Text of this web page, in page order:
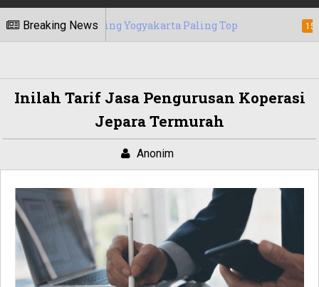
Breaking News
Yogyakarta Paling Top 15/05/2020
Inilah Tarif Jasa Pengurusan Koperasi
Jepara Termurah
Anonim